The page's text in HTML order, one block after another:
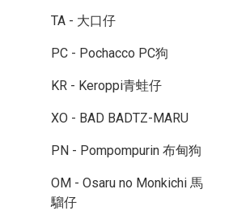
TA - 大口仔
PC - Pochacco PC狗
KR - Keroppi青蛙仔
XO - BAD BADTZ-MARU
PN - Pompompurin 布甸狗
OM - Osaru no Monkichi 馬
騮仔